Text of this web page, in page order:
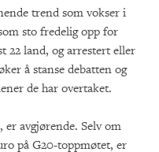
trend som vokser i
sto fredelig opp for
22 land, og arrestert eller
å stanse debatten og
de har overtaket.
er avgjørende. Selv om
på G20-toppmøtet, er